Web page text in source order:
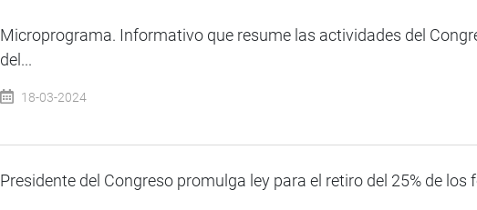
Microprograma. Informativo que resume las actividades del
del...
18-03-2024
Presidente del Congreso promulga ley para el retiro del 25% de los